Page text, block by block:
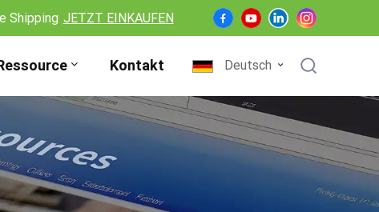
Shipping JETZT EINKAUFEN
Kontakt Deutsch
English